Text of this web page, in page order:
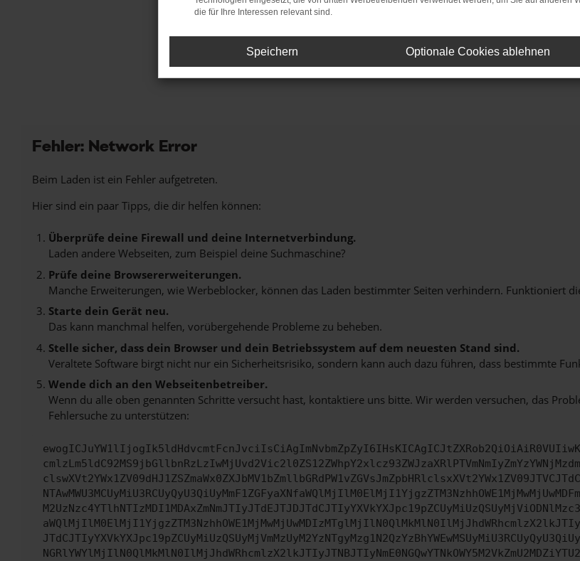
Sofort verfügbare Modelle
Fehler: Network Error
Beim Laden ist ein Fehler aufgetreten.
Hier sind ein paar Tipps, die dir helfen können:
Überprüfe deine Firewall und deine Internetverbindung.
Laden andere Webseiten, zum Beispiel deine Suchmaschine?
Prüfe deine Browsererweiterungen.
Manche Erweiterungen, wie Werbeblocker, können das Laden bestimmter Seiten verhindern. Funktioniert
Starte dein Gerät neu.
Das kann manchmal helfen, vorübergehende Probleme zu beheben.
Stelle sicher, dass dein Browser und dein Betriebssystem auf dem neuesten Stand sind.
Veraltete Software birgt nicht nur ein Sicherheitsrisiko, sondern kann auch dazu führen, dass bestimmte
Wende dich an den Webseitenbetreiber.
Wenn du alle oben genannten Schritte versucht hast, kontaktiere uns bitte. Wir werden versuchen, das
Fehlersuche zu unterstützen:
die für Ihre Interessen relevant sind.
Speichern Optionale Cookies ablehnen